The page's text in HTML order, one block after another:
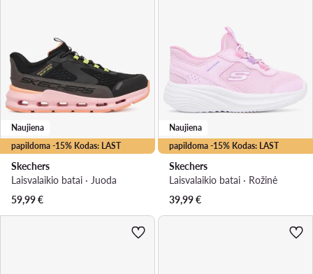
papildoma -15% Kodas: LAST
Naujiena
Skechers
Laisvalaikio batai · Juoda
59,99€
papildoma -15% Kodas: LAST
Naujiena
Skechers
Laisvalaikio batai · Rožinė
39,99€